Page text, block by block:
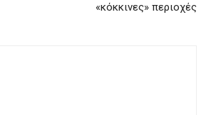
«κόκκινες» περιοχές